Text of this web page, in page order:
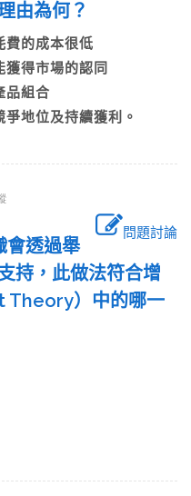
由為何？
費的成本很低
獲得市場的認同
品組合
地位及持續獲利。
問題討論
會透過舉
持，此做法符合增
）中的哪一